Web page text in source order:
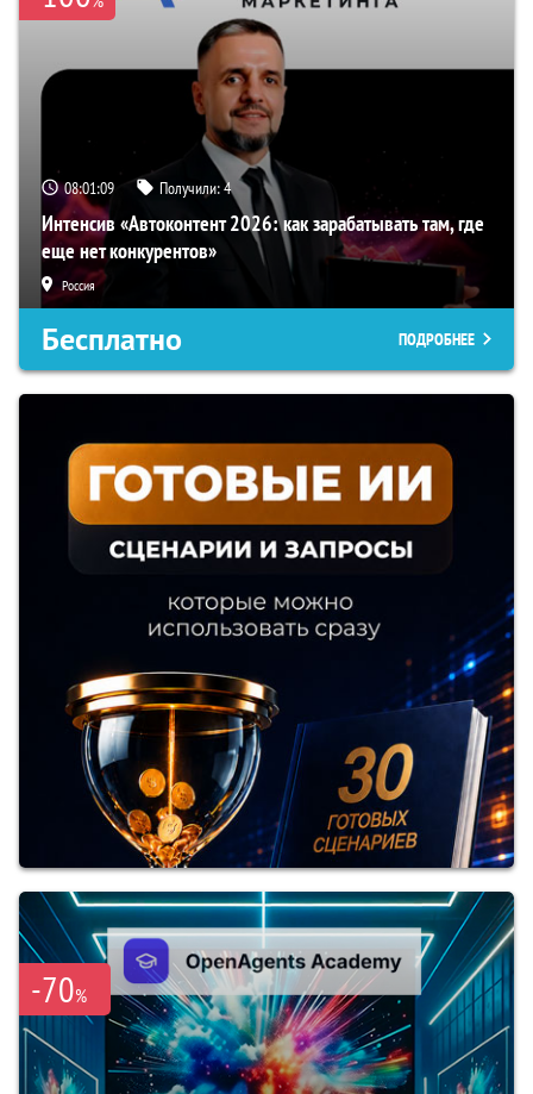
08:01:08 Получили:4
Интенсив «Автоконтент 2026: как зарабатывать там, где
еще нет конкурентов»
Россия
Бесплатно ПОДРОБНЕЕ
-70%